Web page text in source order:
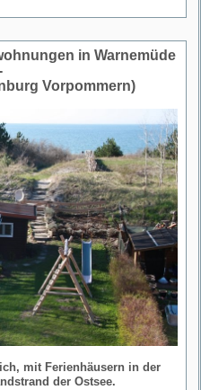
in Warnemüde
Vorpommern)
mit Ferienhäusern in der
der Ostsee.